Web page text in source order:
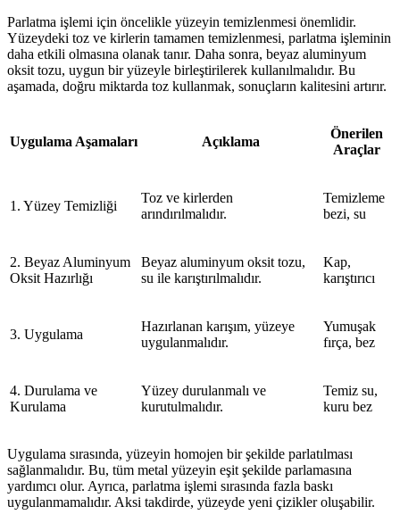
Parlatma işlemi için öncelikle yüzeyin temizlenmesi önemlidir.
Yüzeydeki toz ve kirlerin tamamen temizlenmesi, parlatma işleminin
daha etkili olmasına olanak tanır. Daha sonra, beyaz aluminyum
oksit tozu, uygun bir yüzeyle birleştirilerek kullanılmalıdır. Bu
aşamada, doğru miktarda toz kullanmak, sonuçların kalitesini artırır.
Uygulama Aşamaları Açıklama
Önerilen
Araçlar
1. Yüzey Temizliği
Toz ve kirlerden
arındırılmalıdır.
Temizleme
bezi, su
2. Beyaz Aluminyum
Oksit Hazırlığı
Beyaz aluminyum oksit tozu,
su ile karıştırılmalıdır.
Kap,
karıştırıcı
3. Uygulama
Hazırlanan karışım, yüzeye
uygulanmalıdır.
Yumuşak
fırça, bez
4. Durulama ve
Kurulama
Yüzey durulanmalı ve
kurutulmalıdır.
Temiz su,
kuru bez
Uygulama sırasında, yüzeyin homojen bir şekilde parlatılması
sağlanmalıdır. Bu, tüm metal yüzeyin eşit şekilde parlamasına
yardımcı olur. Ayrıca, parlatma işlemi sırasında fazla baskı
uygulanmamalıdır. Aksi takdirde, yüzeyde yeni çizikler oluşabilir.